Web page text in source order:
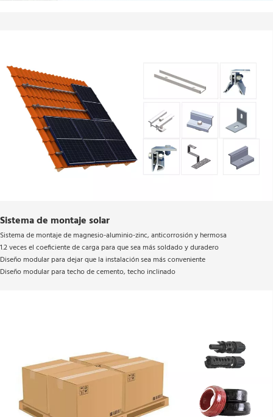
Sistema de montaje solar
Sistema de montaje de magnesio-aluminio-zinc, anticorrosión y hermosa
1.2 veces el coeficiente de carga para que sea más soldado y duradero
Diseño modular para dejar que la instalación sea más conveniente
Diseño modular para techo de cemento, techo inclinado